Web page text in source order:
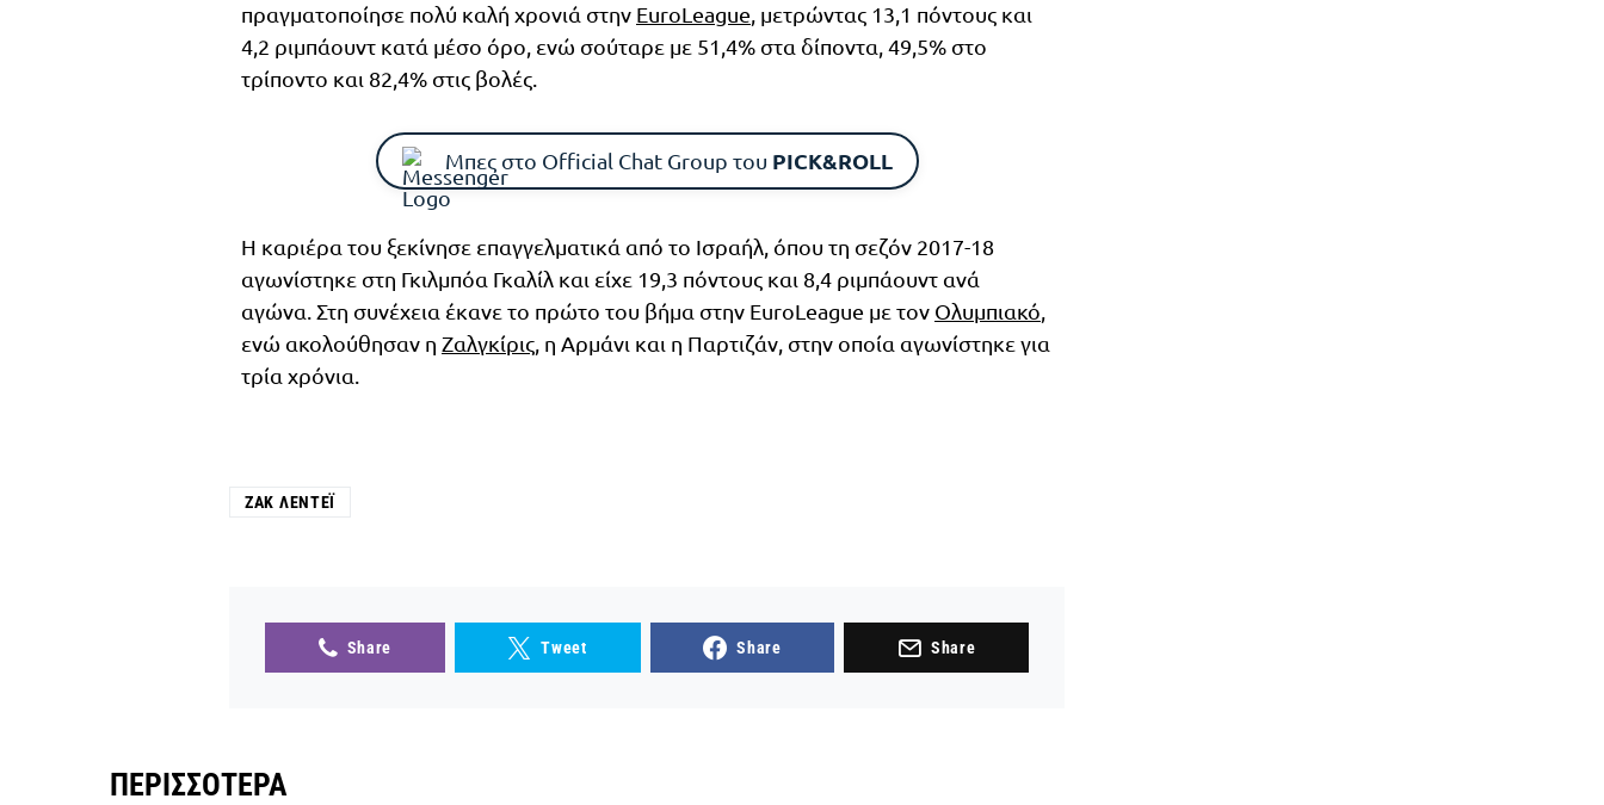
πραγματοποίησε πολύ καλή χρονιά στην EuroLeague, μετρώντας 13,1 πόντους και
4,2 ριμπάουντ κατά μέσο όρο, ενώ σούταρε με 51,4% στα δίποντα, 49,5% στο
τρίποντο και 82,4% στις βολές.
Μπες στο Official Chat Group του PICK&ROLL
Η καριέρα του ξεκίνησε επαγγελματικά από το Ισραήλ, όπου τη σεζόν 2017-18
αγωνίστηκε στη Γκιλμπόα Γκαλίλ και είχε 19,3 πόντους και 8,4 ριμπάουντ ανά
αγώνα. Στη συνέχεια έκανε το πρώτο του βήμα στην EuroLeague με τον Ολυμπιακό,
ενώ ακολούθησαν η Ζαλγκίρις, η Αρμάνι και η Παρτιζάν, στην οποία αγωνίστηκε για
τρία χρόνια.
ΖΑΚ ΛΕΝΤΈΙ
Share Tweet Share Share
ΠΕΡΙΣΣΌΤΕΡΑ